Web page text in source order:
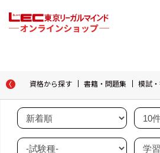
資格から探す 書籍・問題集 模試